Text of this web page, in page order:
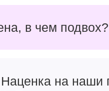
в чем подвох?
на наши